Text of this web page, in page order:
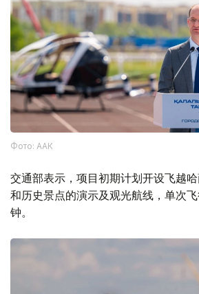
Фото: ААК
交通部表示，项目初期计划开设飞越
和历史景点的演示及观光航线，单次
钟。